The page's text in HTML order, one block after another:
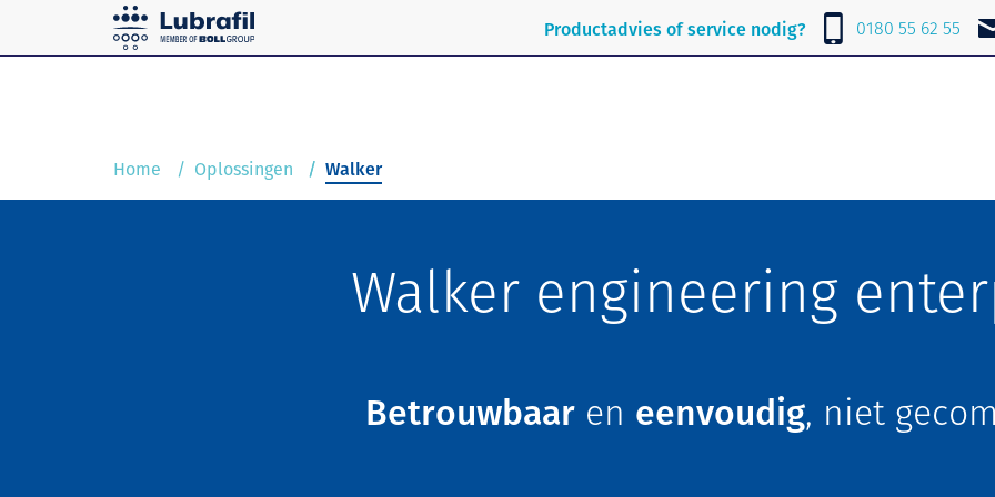
Productadvies of service nodig? 0180 55 62 55
Home Oplossingen Over Lubrafil Nieuws Contact
Home Oplossingen Walker
Walker engineering
Betrouwbaaren eenvoudig, niet